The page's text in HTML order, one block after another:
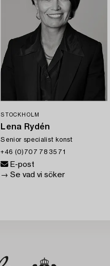
STOCKHOLM
Lena Rydén
Senior specialist konst
+46 (0)707 78 35 71
E-post
→ Se vad vi söker